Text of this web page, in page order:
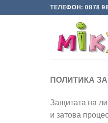
ТЕЛЕФОН: 0878
ПОЛИТИКА ЗА
Защитата на
и затова